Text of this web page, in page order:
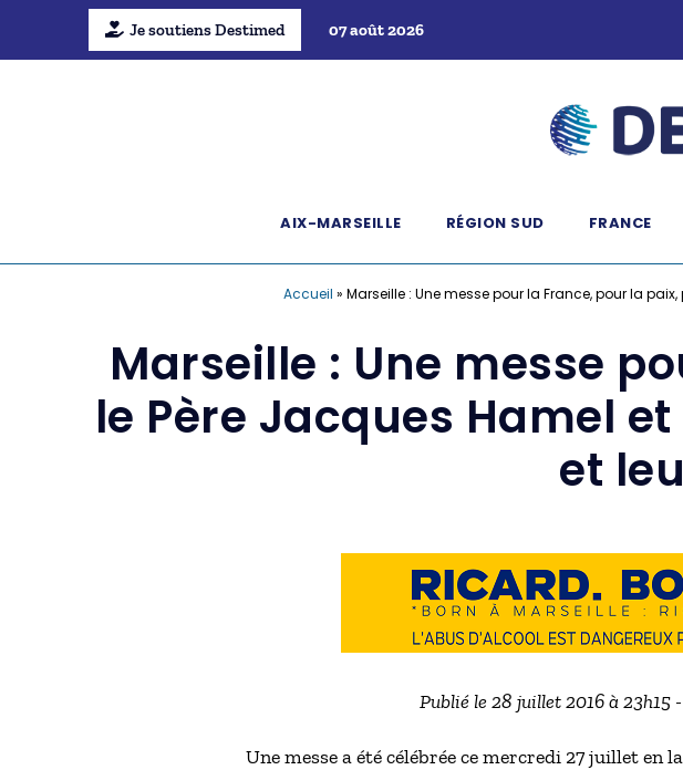
Je soutiens Destimed 07 août 2026
AIX-MARSEILLE RÉGION SUD FRANCE
Accueil » Marseille : Une messe pour la France, pour la
Marseille : Une messe
le Père Jacques Hamel
et
Publié le 28 juillet 2016 à 23h15
Une messe a été célébrée ce mercredi 27 juillet